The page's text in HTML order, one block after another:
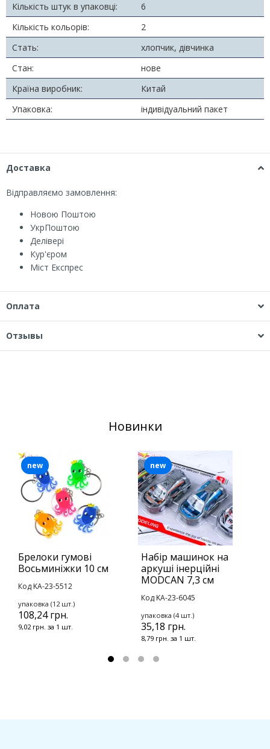
Кількість штук в упаковці:
6
Кількість кольорів:
2
Стать:
хлопчик, дівчинка
Стан:
нове
Країна виробник:
Китай
Упаковка:
індивідуальний пакет
Доставка
Відправляємо замовлення:
Новою Поштою
УкрПоштою
Делівері
Кур'єром
Міст Експрес
Оплата
Отзывы
Новинки
Брелоки гумові
Восьминіжки 10 см
Код KA-23-5512
упаковка (12 шт.)
108,24 грн.
9,02 грн. за 1 шт.
new
Набір машинок на
аркуші інерційні
MODCAN 7,3 см
Код KA-23-6045
упаковка (4 шт.)
35,18 грн.
8,79 грн. за 1 шт.
new